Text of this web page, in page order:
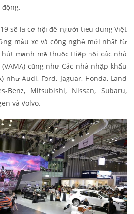
sẽ là cơ hội để người tiêu dùng Việt
mẫu xe và công nghệ mới nhất từ
mạnh mẽ thuộc Hiệp hội các nhà
cũng như Các nhà nhập khẩu
như Audi, Ford, Jaguar, Honda, Land
Benz, Mitsubishi, Nissan, Subaru,
và Volvo.